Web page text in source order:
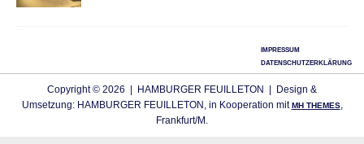
IMPRESSUM
DATENSCHUTZERKLÄRUNG
Copyright © 2026 | HAMBURGER FEUILLETON | Design &
Umsetzung: HAMBURGER FEUILLETON, in Kooperation mitMH THEMES,
Frankfurt/M.